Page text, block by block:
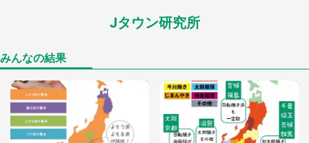
家に〝デカい蛾〟が居座り続けて3日間...ビビり続
「○○がない街に住んでいます」住人の呟きに30万
人驚がく 何が存在しないか、あなたはわかる？
Jタウン研究所
みんなの結果